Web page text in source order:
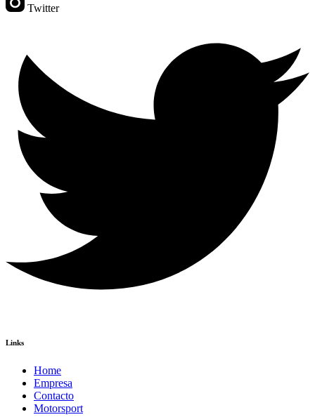
Twitter
Links
Home
Empresa
Contacto
Motorsport